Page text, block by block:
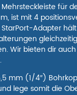
für
ist mit 4
Adapter
Wir bieten dir
mm (1/4″)
lege somit die